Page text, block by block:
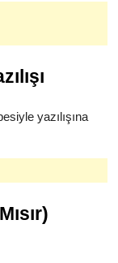
yazılışına